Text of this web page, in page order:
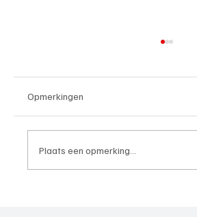
Opmerkingen
Plaats een opmerking...